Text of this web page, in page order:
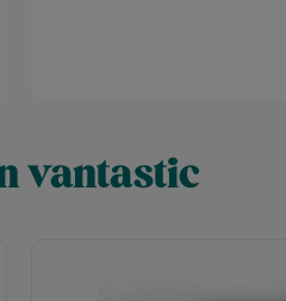
vantastic